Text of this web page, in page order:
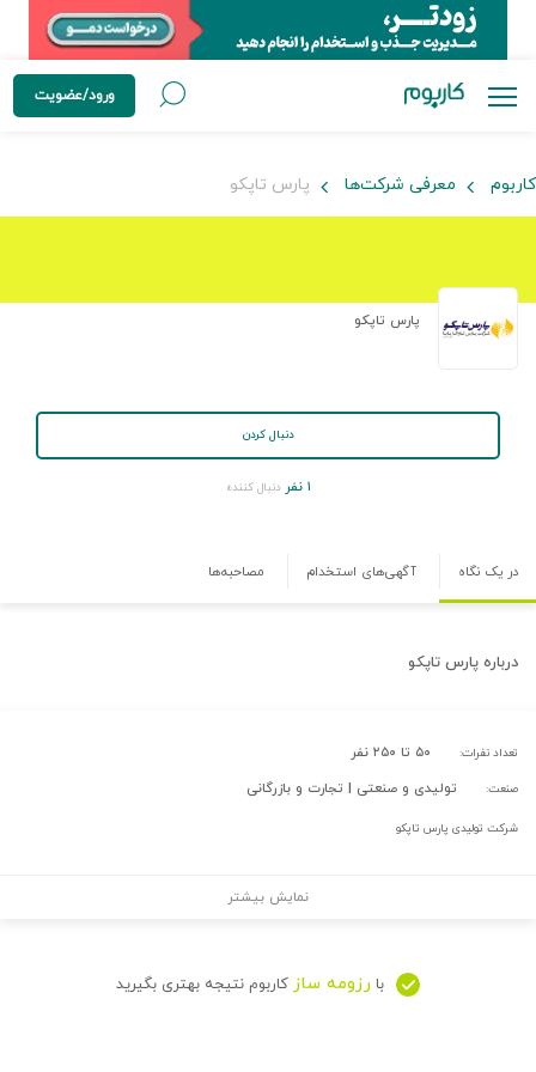
ورود/عضویت
کاربوم معرفی شرکت‌ها پارس تاپکو
پارس تاپکو
دنبال کردن
۱ نفر دنبال کننده
در یک نگاه آگهی‌های استخدام مصاحبه‌ها
درباره پارس تاپکو
تعداد نفرات: ۵۰ تا ۲۵۰ نفر
صنعت: تولیدی و صنعتی | تجارت و بازرگانی
شرکت تولیدی پارس تاپکو
نمایش بیشتر
با رزومه ساز کاربوم نتیجه بهتری بگیرید